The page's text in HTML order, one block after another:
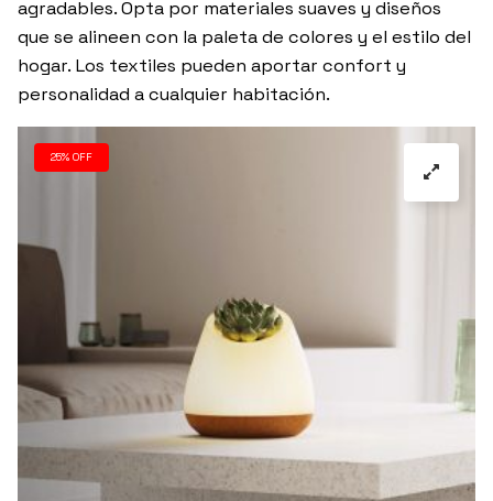
agradables. Opta por materiales suaves y diseños
que se alineen con la paleta de colores y el estilo del
hogar. Los textiles pueden aportar confort y
personalidad a cualquier habitación.
25% OFF